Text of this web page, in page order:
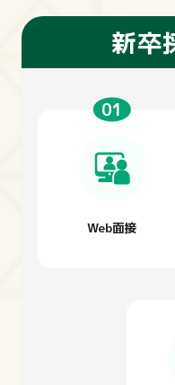
新卒
Web面接